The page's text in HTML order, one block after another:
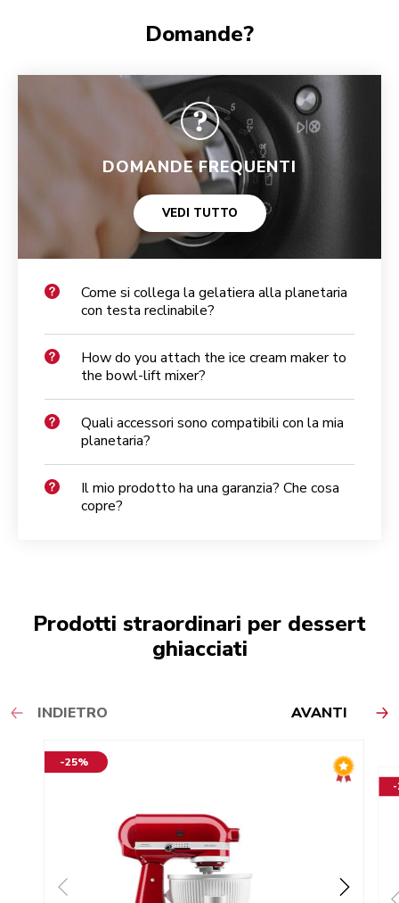
Domande?
DOMANDE FREQUENTI
VEDI TUTTO
Come si collega la gelatiera alla planetaria
con testa reclinabile?
How do you attach the ice cream maker to
the bowl-lift mixer?
Quali accessori sono compatibili con la mia
planetaria?
Il mio prodotto ha una garanzia? Che cosa
copre?
Prodotti straordinari per dessert
ghiacciati
INDIETRO AVANTI
-25%
-